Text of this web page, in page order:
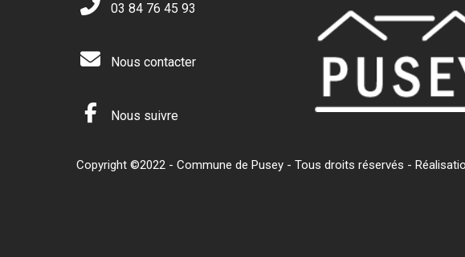
03 84 76 45 93
Nous contacter
Nous suivre
Copyright ©2022 - Commune de Pusey - Tous droits réservés -